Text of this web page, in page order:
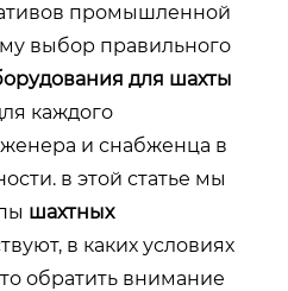
промышленной
выбор правильного
для шахты
каждого
и снабженца в
в этой статье мы
шахтных
в каких условиях
обратить внимание